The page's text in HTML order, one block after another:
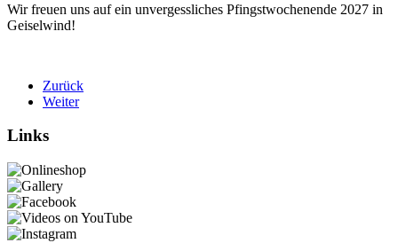
Wir freuen uns auf ein unvergessliches Pfingstwochenende 2027 in
Geiselwind!
Zurück
Weiter
Links